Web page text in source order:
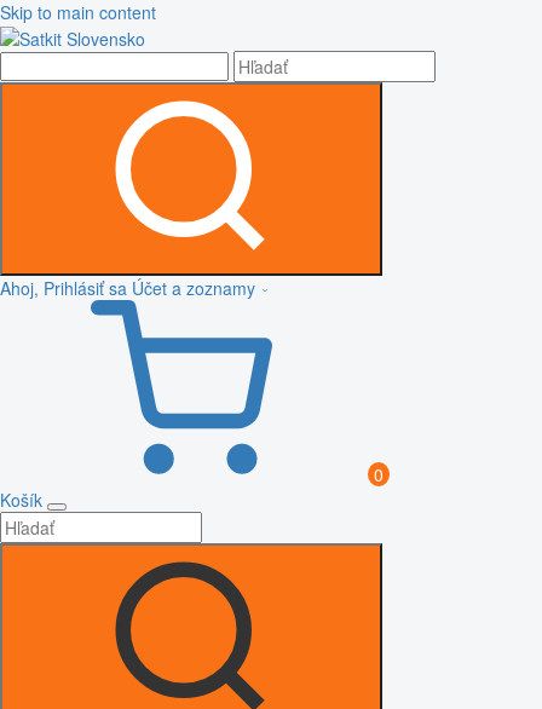
Skip to main content
Ahoj, Prihlásiť sa Účet a zoznamy
0
Košík